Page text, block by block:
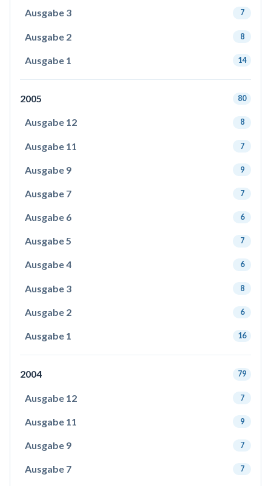
Ausgabe 3 7
Ausgabe 2 8
Ausgabe 1 14
2005 80
Ausgabe 12 8
Ausgabe 11 7
Ausgabe 9 9
Ausgabe 7 7
Ausgabe 6 6
Ausgabe 5 7
Ausgabe 4 6
Ausgabe 3 8
Ausgabe 2 6
Ausgabe 1 16
2004 79
Ausgabe 12 7
Ausgabe 11 9
Ausgabe 9 7
Ausgabe 7 7